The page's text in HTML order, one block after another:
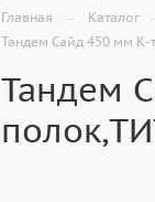
Главная — Каталог
Тандем Сайд 450 мм К-
Тандем